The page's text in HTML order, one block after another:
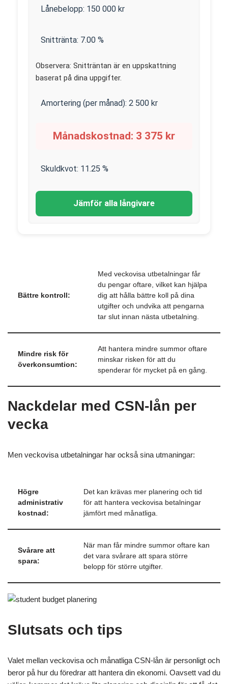
Lånebelopp: 150 000 kr
Snittränta: 7.00 %
Observera: Snitträntan är en uppskattning
baserat på dina uppgifter.
Amortering (per månad): 2 500 kr
Månadskostnad: 3 375 kr
Skuldkvot: 11.25 %
Jämför alla långivare
Bättre kontroll:
Med veckovisa utbetalningar får
du pengar oftare, vilket kan hjälpa
dig att hålla bättre koll på dina
utgifter och undvika att pengarna
tar slut innan nästa utbetalning.
Mindre risk för
överkonsumtion:
Att hantera mindre summor oftare
minskar risken för att du
spenderar för mycket på en gång.
Nackdelar med CSN-lån per
vecka
Men veckovisa utbetalningar har också sina utmaningar:
Högre
administrativ
kostnad:
Det kan krävas mer planering och tid
för att hantera veckovisa betalningar
jämfört med månatliga.
Svårare att
spara:
När man får mindre summor oftare kan
det vara svårare att spara större
belopp för större utgifter.
Slutsats och tips
Valet mellan veckovisa och månatliga CSN-lån är personligt och
beror på hur du föredrar att hantera din ekonomi. Oavsett vad du